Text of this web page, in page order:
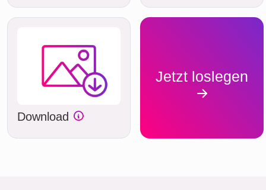
Download
Jetzt loslegen